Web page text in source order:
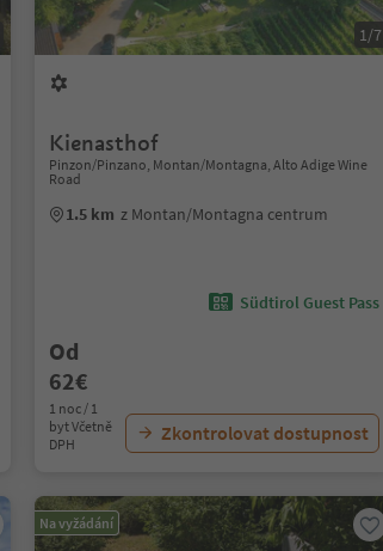
1/7
Kienasthof
Pinzon/Pinzano, Montan/Montagna, Alto Adige Wine
Road
1.5 km z Montan/Montagna centrum
Südtirol Guest Pass
Od
62€
1 noc / 1
byt Včetně
DPH
Zkontrolovat dostupnost
Na vyžádání